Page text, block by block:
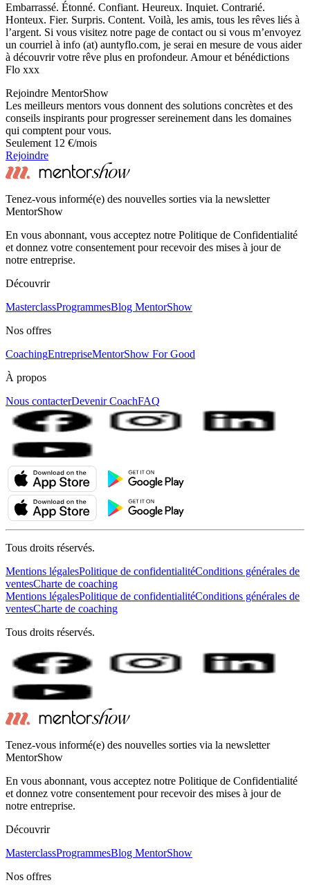
Embarrassé. Étonné. Confiant. Heureux. Inquiet. Contrarié.
Honteux. Fier. Surpris. Content. Voilà, les amis, tous les rêves liés à
l’argent. Si vous visitez notre page de contact ou si vous m’envoyez
un courriel à info (at) auntyflo.com, je serai en mesure de vous aider
à découvrir votre rêve plus en profondeur. Amour et bénédictions
Flo xxx
Rejoindre MentorShow
Les meilleurs mentors vous donnent des solutions concrètes et des
conseils inspirants pour progresser sereinement dans les domaines
qui comptent pour vous.
Seulement 12 €/mois
Rejoindre
Tenez-vous informé(e) des nouvelles sorties via la newsletter
MentorShow
En vous abonnant, vous acceptez notre Politique de Confidentialité
et donnez votre consentement pour recevoir des mises à jour de
notre entreprise.
Découvrir
MasterclassProgrammesBlog MentorShow
Nos offres
CoachingEntrepriseMentorShow For Good
À propos
Nous contacterDevenir CoachFAQ
Tous droits réservés.
Mentions légalesPolitique de confidentialitéConditions générales de
ventesCharte de coaching
Mentions légalesPolitique de confidentialitéConditions générales de
ventesCharte de coaching
Tous droits réservés.
Tenez-vous informé(e) des nouvelles sorties via la newsletter
MentorShow
En vous abonnant, vous acceptez notre Politique de Confidentialité
et donnez votre consentement pour recevoir des mises à jour de
notre entreprise.
Découvrir
MasterclassProgrammesBlog MentorShow
Nos offres